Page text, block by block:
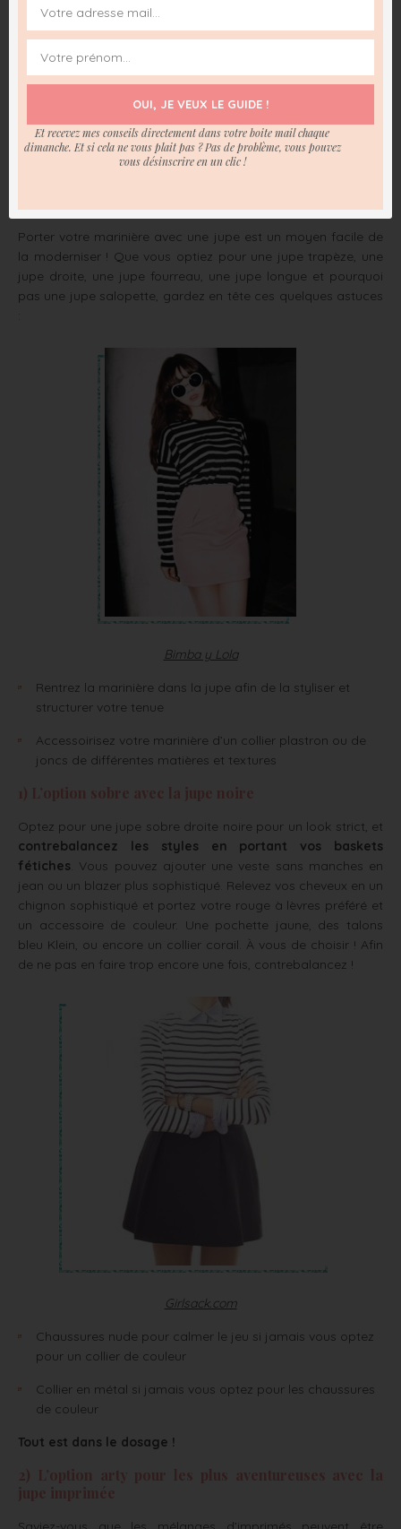
wht.it
Porter votre marinière avec une jupe est un moyen facile de
la moderniser ! Que vous optiez pour une jupe trapèze, une
jupe droite, une jupe fourreau, une jupe longue et pourquoi
pas une jupe salopette, gardez en tête ces quelques astuces
Bimba y Lola
Rentrez la marinière dans la jupe afin de la styliser et
structurer votre tenue
Accessoirisez votre marinière d’un collier plastron ou de
joncs de différentes matières et textures
Optez pour une jupe sobre droite noire pour un look strict, et
contrebalancez les styles en portant vos baskets
fétiches . Vous pouvez ajouter une veste sans manches en
jean ou un blazer plus sophistiqué. Relevez vos cheveux en un
chignon sophistiqué et portez votre rouge à lèvres préféré et
un accessoire de couleur. Une pochette jaune, des talons
bleu Klein, ou encore un collier corail. À vous de choisir ! Afin
de ne pas en faire trop encore une fois, contrebalancez !
Girlsack.com
Chaussures nude pour calmer le jeu si jamais vous optez
pour un collier de couleur
Collier en métal si jamais vous optez pour les chaussures
de couleur
Tout est dans le dosage !
OUI, JE VEUX LE GUIDE !
Et recevez mes conseils directement dans votre boite mail chaque
dimanche. Et si cela ne vous plait pas ? Pas de problème, vous pouvez
vous désinscrire en un clic !